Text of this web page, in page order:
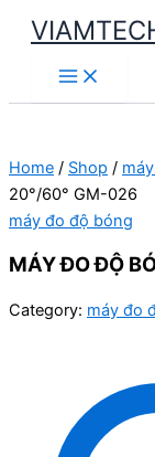
Skip
contentMain
Menu
Home / Shop /
20°/60° GM-026
máy đo độ bóng
MÁY ĐO ĐỘ
Category: máy đo